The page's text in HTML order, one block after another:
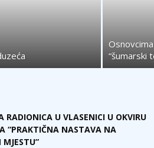
“šumarski
RADIONICA U VLASENICI U OKVIRU
“PRAKTIČNA NASTAVA NA